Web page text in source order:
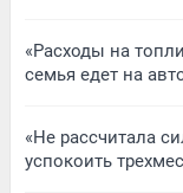
«Расходы на
семья едет на
«Не рассчитала
успокоить